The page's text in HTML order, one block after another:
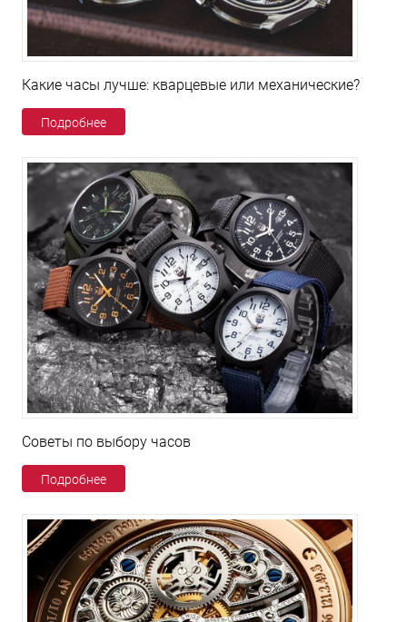
Какие часы лучше: кварцевые или механические?
Подробнее
Советы по выбору часов
Подробнее